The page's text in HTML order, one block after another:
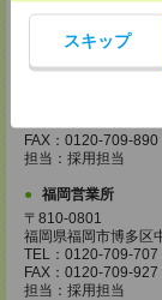
スキップ
愛媛県松山市三番
FAX：0120-709-890
担当：採用担当
福岡営業所
〒810-0801
福岡県福岡市博多
TEL：0120-709-707
FAX：0120-709-927
担当：採用担当